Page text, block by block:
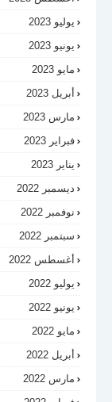
يوليو 2023
يونيو 2023
مايو 2023
أبريل 2023
مارس 2023
فبراير 2023
يناير 2023
ديسمبر 2022
نوفمبر 2022
سبتمبر 2022
أغسطس 2022
يوليو 2022
يونيو 2022
مايو 2022
أبريل 2022
مارس 2022